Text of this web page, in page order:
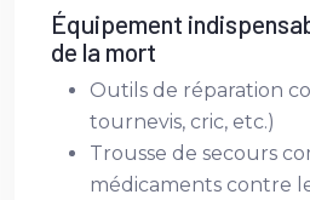
Équipement
de la mort
Outils de réparation
tournevis, cric, etc.)
Trousse de secours
médicaments contre